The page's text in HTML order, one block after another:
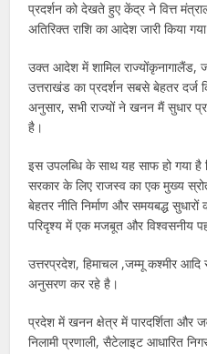
प्रदर्शन को देखते हुए केंद्र ने वित्त
अतिरिक्त राशि का आदेश जारी किया
उक्त आदेश में शामिल राज्योंकृनागालैंड,
उत्तराखंड का प्रदर्शन सबसे बेहतर
अनुसार, सभी राज्यों ने खनन मैं सुधार
है।
इस उपलब्धि के साथ यह साफ हो गया है
सरकार के लिए राजस्व का एक मुख्य स्रोत
बेहतर नीति निर्माण और समयबद्ध
परिदृश्य में एक मजबूत और विश्वसनीय
उत्तरप्रदेश, हिमाचल ,जम्मू कश्मीर आदि
अनुसरण कर रहे है।
प्रदेश में खनन क्षेत्र में पारदर्शिता और
निलामी प्रणाली, सैटेलाइट आधारित